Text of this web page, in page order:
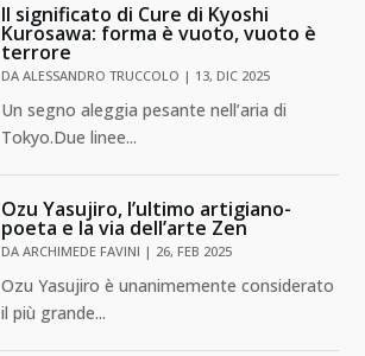
Il significato di Cure di Kyoshi
Kurosawa: forma è vuoto, vuoto è
terrore
DAALESSANDRO TRUCCOLO | 13, DIC 2025
Un segno aleggia pesante nell’aria di
Tokyo.Due linee...
Ozu Yasujiro, l’ultimo artigiano-
poeta e la via dell’arte Zen
DAARCHIMEDE FAVINI | 26, FEB 2025
Ozu Yasujiro è unanimemente considerato
il più grande...